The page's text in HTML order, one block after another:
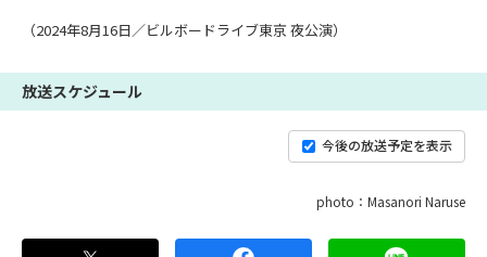
（2024年8月16日／ビルボードライブ東京 夜公演）
放送スケジュール
今後の放送予定を表示
photo：Masanori Naruse